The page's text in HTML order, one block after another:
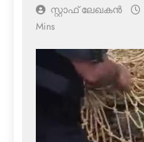
സ്റ്റാഫ് ലേഖകൻ
Mins